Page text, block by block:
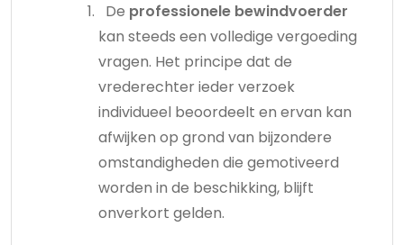
De professionele bewindvoerder
kan steeds een volledige vergoeding
vragen. Het principe dat de
vrederechter ieder verzoek
individueel beoordeelt en ervan kan
afwijken op grond van bijzondere
omstandigheden die gemotiveerd
worden in de beschikking, blijft
onverkort gelden.